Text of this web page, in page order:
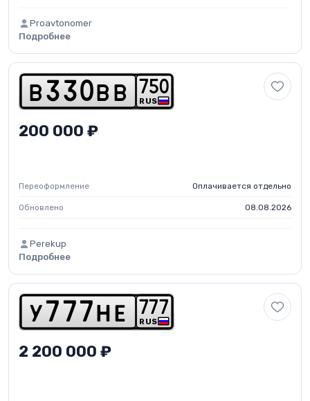
Proavtonomer
Подробнее
b 3 3 0 b b RUS
750
200 000 ₽
Переоформление Оплачивается отдельно
Обновлено 08.08.2026
Perekup
Подробнее
y 7 7 7 h e RUS
7 7 7
2 200 000 ₽